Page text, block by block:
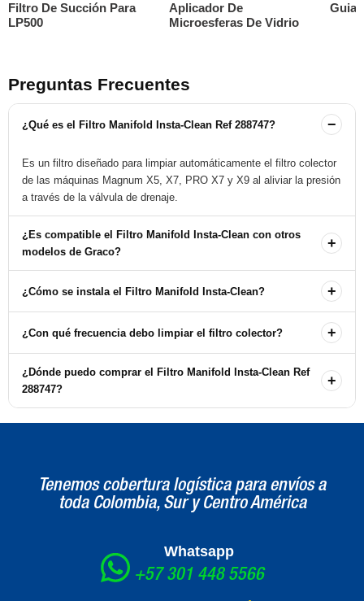
Filtro De Succión Para
LP500
Aplicador De
Microesferas De Vidrio
Guia
Preguntas Frecuentes
¿Qué es el Filtro Manifold Insta-Clean Ref 288747? −
Es un filtro diseñado para limpiar automáticamente el filtro colector
de las máquinas Magnum X5, X7, PRO X7 y X9 al aliviar la presión
a través de la válvula de drenaje.
¿Es compatible el Filtro Manifold Insta-Clean con otros
modelos de Graco?
+
Este filtro es específico para los modelos Magnum X5, X7, PRO
¿Cómo se instala el Filtro Manifold Insta-Clean? +
La instalación es sencilla. Se debe seguir el manual del usuario de
correctamente.
¿Con qué frecuencia debo limpiar el filtro colector? +
Se recomienda limpiar el filtro colector regularmente, especialmente
si se utiliza la máquina con frecuencia o en condiciones de trabajo
exigentes.
¿Dónde puedo comprar el Filtro Manifold Insta-Clean Ref
288747?
+
Puede adquirir el filtro a través de nuestra tienda en línea o
Tenemos cobertura logística para envíos a
toda Colombia, Sur y Centro América
Whatsapp
+57 301 448 5566